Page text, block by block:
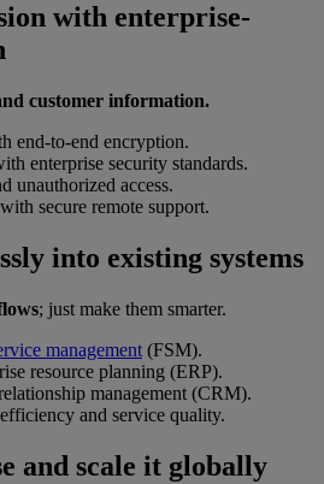
with enterprise-
customer information.
end-to-end encryption.
enterprise security standards.
unauthorized access.
secure remote support.
into existing systems
; just make them smarter.
management (FSM).
resource planning (ERP).
management (CRM).
and service quality.
and scale it globally